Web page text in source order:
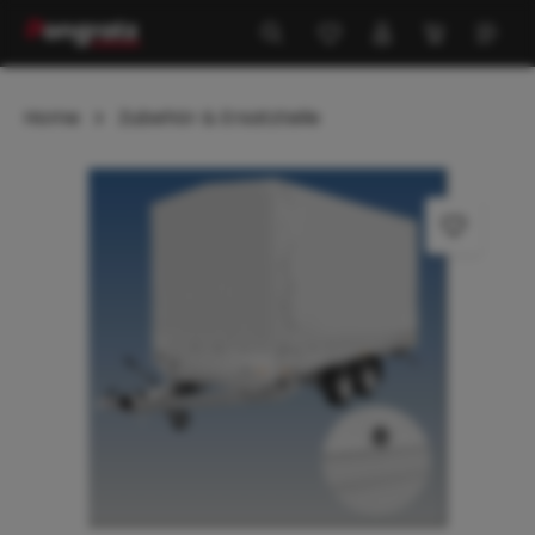
springen
Home Zubehör & Ersatzteile
Bildergalerie überspringen